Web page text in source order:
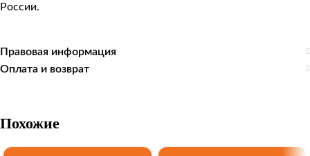
России.
Правовая информация
Оплата и возврат
Похожие